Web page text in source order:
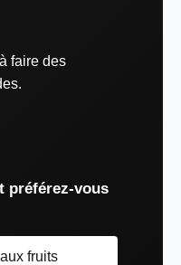
faire des
préférez-vous
fruits